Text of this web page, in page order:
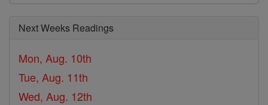
Next Weeks Readings
Mon, Aug. 10th
Tue, Aug. 11th
Wed, Aug. 12th